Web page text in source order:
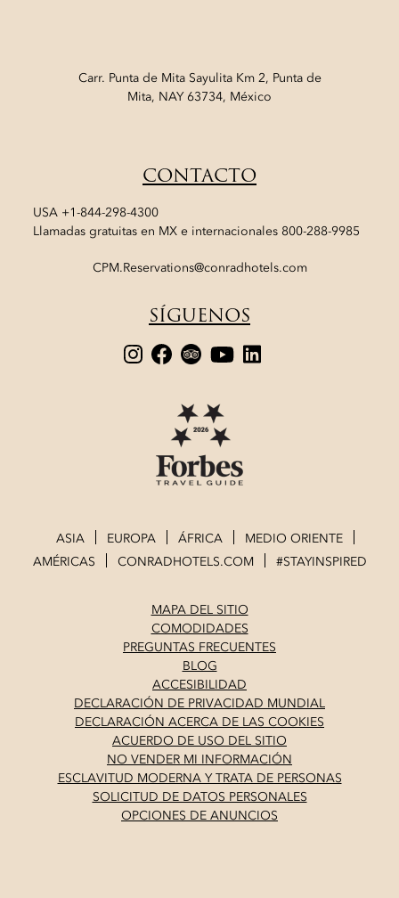
Carr. Punta de Mita Sayulita Km 2, Punta de
Mita, NAY 63734, México
CONTACTO
USA +1-844-298-4300
Llamadas gratuitas en MX e internacionales 800-288-9985
CPM.Reservations@conradhotels.com
SÍGUENOS
ASIA EUROPA ÁFRICA
MEDIO ORIENTE
AMÉRICAS
CONRADHOTELS.COM #STAYINSPIRED
MAPA DEL SITIO
COMODIDADES
PREGUNTAS FRECUENTES
BLOG
ACCESIBILIDAD
DECLARACIÓN DE PRIVACIDAD MUNDIAL
DECLARACIÓN ACERCA DE LAS COOKIES
ACUERDO DE USO DEL SITIO
NO VENDER MI INFORMACIÓN
ESCLAVITUD MODERNA Y TRATA DE PERSONAS
SOLICITUD DE DATOS PERSONALES
OPCIONES DE ANUNCIOS